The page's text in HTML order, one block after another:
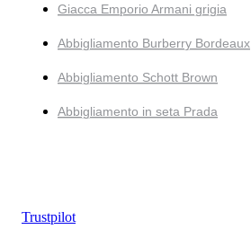
Giacca Emporio Armani grigia
Abbigliamento Burberry Bordeaux
Abbigliamento Schott Brown
Abbigliamento in seta Prada
Trustpilot